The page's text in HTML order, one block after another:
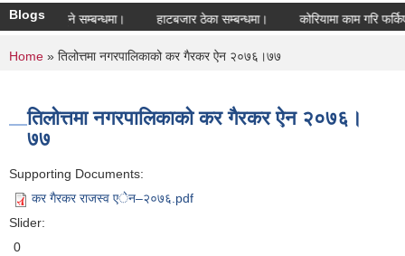
Blogsहुने सम्बन्धमा। हाटबजार ठेका सम्बन्धमा। कोरियामा काम गरि
You are here
Home » तिलोत्तमा नगरपालिकाको कर गैरकर ऐन २०७६।७७
तिलोत्तमा नगरपालिकाको कर गैरकर ऐन २०७६।
७७
Supporting Documents:
कर गैरकर राजस्व एेन–२०७६.pdf
Slider:
0